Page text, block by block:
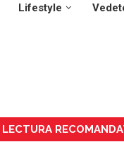
Lifestyle
LECTURA